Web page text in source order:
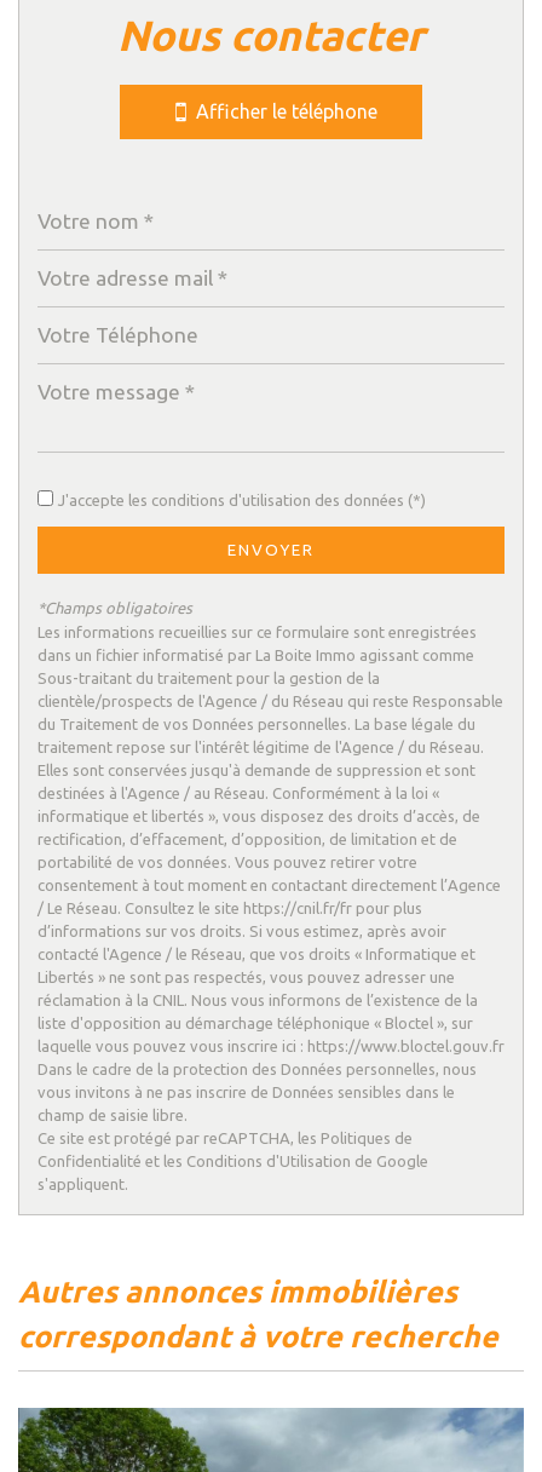
© Maps
École primaire
Lycée
Bibliothèque
Bureau de poste
Mairie
Presse et Tabac
statistiques
Nombre d'habitants
11 453
Propriétaires (vs. locataires)
Taxe habitation
11,30 %
Taxe foncière
19,62 %
Habitants de moins de 25 ans
Habitants de 25 à 55 ans
39,40 %
Habitants de plus de 55 ans
Nombre d'enfants par famille
Familles sans enfant
53,96 %
Familles avec 1 ou 2 enfants
39,24 %
Maisons
41,48 %
Appartements
58,52 %
Familles avec 3 enfants
nous contacter
Afficher le téléphone
J'accepte les conditions d'utilisation des données (*)
ENVOYER
*Champs obligatoires
Les informations recueillies sur ce formulaire sont enregistrées
dans un fichier informatisé par La Boite Immo agissant comme
Sous-traitant du traitement pour la gestion de la
clientèle/prospects de l'Agence / du Réseau qui reste Responsable
du Traitement de vos Données personnelles. La base légale du
traitement repose sur l'intérêt légitime de l'Agence / du Réseau.
Elles sont conservées jusqu'à demande de suppression et sont
destinées à l'Agence / au Réseau. Conformément à la loi «
informatique et libertés », vous disposez des droits d’accès, de
rectification, d’effacement, d’opposition, de limitation et de
portabilité de vos données. Vous pouvez retirer votre
consentement à tout moment en contactant directement l’Agence
/ Le Réseau. Consultez le site https://cnil.fr/fr pour plus
d’informations sur vos droits. Si vous estimez, après avoir
contacté l'Agence / le Réseau, que vos droits « Informatique et
Libertés » ne sont pas respectés, vous pouvez adresser une
réclamation à la CNIL. Nous vous informons de l’existence de la
liste d'opposition au démarchage téléphonique « Bloctel », sur
laquelle vous pouvez vous inscrire ici : https://www.bloctel.gouv.fr
Dans le cadre de la protection des Données personnelles, nous
vous invitons à ne pas inscrire de Données sensibles dans le
champ de saisie libre.
Ce site est protégé par reCAPTCHA, les Politiques de
Confidentialité et les Conditions d'Utilisation de Google
s'appliquent.
autres annonces immobilières
correspondant à votre recherche